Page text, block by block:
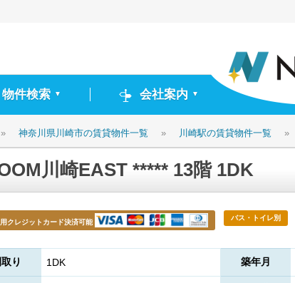
物件検索 ▼ 会社案内 ▼
神奈川県川崎市の賃貸物件一覧 » 川崎駅の賃貸物件一覧 »
川崎EAST ***** 13階 1DK
クレジットカード決済可能
バス・トイレ別
り 1DK 築年月